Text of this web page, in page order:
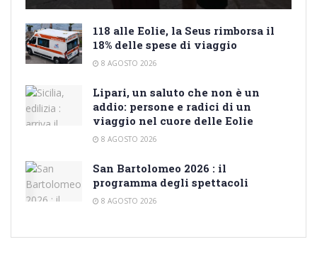
118 alle Eolie, la Seus rimborsa il
18% delle spese di viaggio
8 AGOSTO 2026
Lipari, un saluto che non è un
addio: persone e radici di un
viaggio nel cuore delle Eolie
8 AGOSTO 2026
San Bartolomeo 2026 : il
programma degli spettacoli
8 AGOSTO 2026